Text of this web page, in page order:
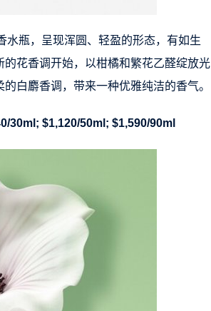
水瓶，呈现浑圆、轻盈的形态，有如生
花香调开始，以柑橘和繁花乙醛绽放光
白麝香调，带来一种优雅纯洁的香气。
30ml; $1,120/50ml; $1,590/90ml